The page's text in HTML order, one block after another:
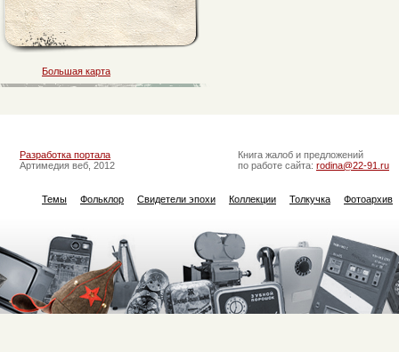
Большая карта
Разработка портала
Артимедия веб, 2012
Книга жалоб и предложений
по работе сайта: rodina@22-91.ru
Темы Фольклор Свидетели эпохи Коллекции Толкучка Фотоархив